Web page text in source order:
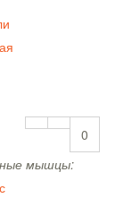
0
мышцы: